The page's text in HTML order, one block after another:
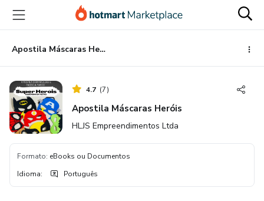
para
conteúdo
principal
para
pagamento
para
rodapé
Apostila Máscaras Heróis
4.7 (7)
Apostila Máscaras Heróis
HLJS Empreendimentos Ltda
Formato: eBooks ou Documentos
Idioma: Português